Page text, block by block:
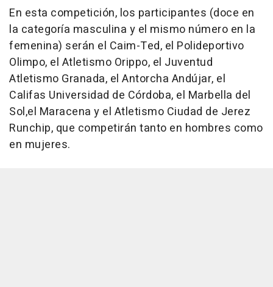
En esta competición, los participantes (doce en
la categoría masculina y el mismo número en la
femenina) serán el Caim-Ted, el Polideportivo
Olimpo, el Atletismo Orippo, el Juventud
Atletismo Granada, el Antorcha Andújar, el
Califas Universidad de Córdoba, el Marbella del
Sol,el Maracena y el Atletismo Ciudad de Jerez
Runchip, que competirán tanto en hombres como
en mujeres.